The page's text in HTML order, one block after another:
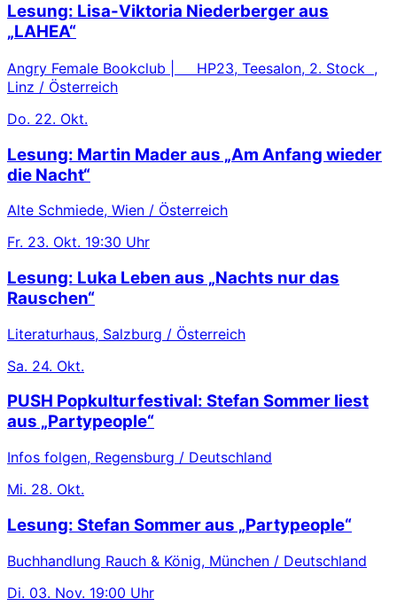
Lesung: Lisa-Viktoria Niederberger aus
„LAHEA“
Angry Female Bookclub | HP23, Teesalon, 2. Stock ,
Linz / Österreich
Do. 22. Okt.
Lesung: Martin Mader aus „Am Anfang wieder
die Nacht“
Alte Schmiede, Wien / Österreich
Fr. 23. Okt. 19:30 Uhr
Lesung: Luka Leben aus „Nachts nur das
Rauschen“
Literaturhaus, Salzburg / Österreich
Sa. 24. Okt.
PUSH Popkulturfestival: Stefan Sommer liest
aus „Partypeople“
Infos folgen, Regensburg / Deutschland
Mi. 28. Okt.
Lesung: Stefan Sommer aus „Partypeople“
Buchhandlung Rauch & König, München / Deutschland
Di. 03. Nov. 19:00 Uhr